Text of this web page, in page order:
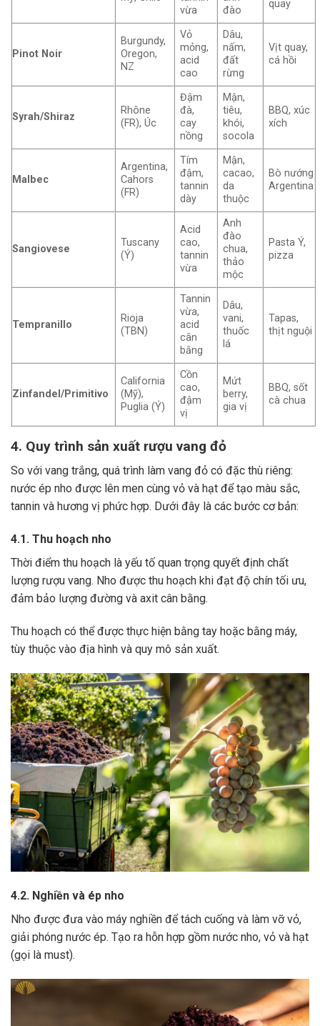
vừa
đào
quay
Pinot Noir
Burgundy,
Oregon,
NZ
Vỏ
mỏng,
acid
cao
Dâu,
nấm,
đất
rừng
Vịt quay,
cá hồi
Syrah/Shiraz
Rhône
(FR), Úc
Đậm
đà,
cay
nồng
Mận,
tiêu,
khói,
socola
BBQ, xúc
xích
Malbec
Argentina,
Cahors
(FR)
Tím
đậm,
tannin
dày
Mận,
cacao,
da
thuộc
Bò nướng
Argentina
Sangiovese
Tuscany
(Ý)
Acid
cao,
tannin
vừa
Anh
đào
chua,
thảo
mộc
Pasta Ý,
pizza
Tempranillo
Rioja
(TBN)
Tannin
vừa,
acid
cân
bằng
Dâu,
vani,
thuốc
lá
Tapas,
thịt nguội
Zinfandel/Primitivo
California
(Mỹ),
Puglia (Ý)
Cồn
cao,
đậm
vị
Mứt
berry,
gia vị
BBQ, sốt
cà chua
4. Quy trình sản xuất rượu vang đỏ
So với vang trắng, quá trình làm vang đỏ có đặc thù riêng:
nước ép nho được lên men cùng vỏ và hạt để tạo màu sắc,
tannin và hương vị phức hợp. Dưới đây là các bước cơ bản:
4.1. Thu hoạch nho
Thời điểm thu hoạch là yếu tố quan trọng quyết định chất
lượng rượu vang. Nho được thu hoạch khi đạt độ chín tối ưu,
đảm bảo lượng đường và axit cân bằng.
Thu hoạch có thể được thực hiện bằng tay hoặc bằng máy,
tùy thuộc vào địa hình và quy mô sản xuất.
4.2. Nghiền và ép nho
Nho được đưa vào máy nghiền để tách cuống và làm vỡ vỏ,
giải phóng nước ép. Tạo ra hỗn hợp gồm nước nho, vỏ và hạt
(gọi là must).